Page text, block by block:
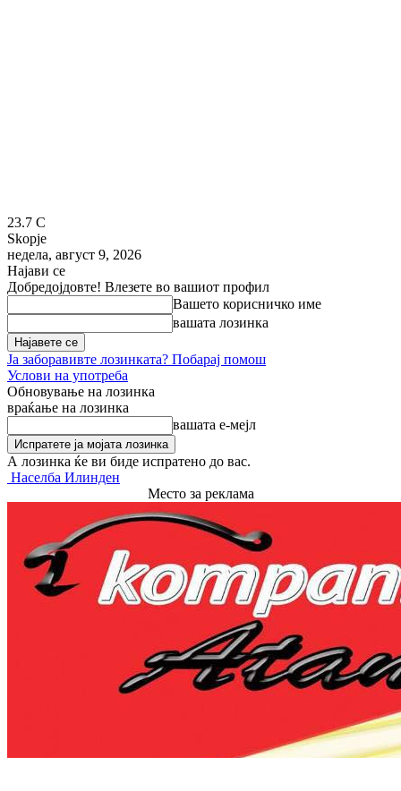
23.7 C
Skopje
недела, август 9, 2026
Најави се
Добредојдовте! Влезете во вашиот профил
Вашето корисничко име
вашата лозинка
Ја заборавивте лозинката? Побарај помош
Услови на употреба
Обновување на лозинка
враќање на лозинка
вашата е-мејл
А лозинка ќе ви биде испратено до вас.
Населба Илинден
Место за реклама